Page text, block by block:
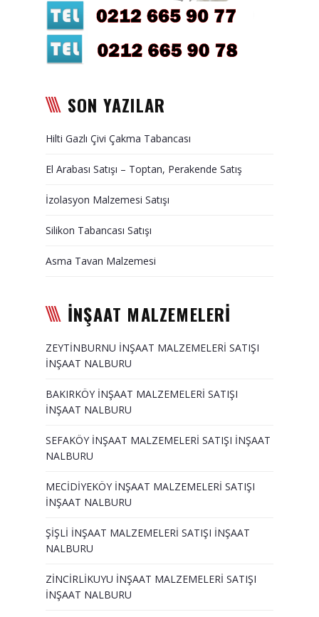
Duvar Paneli, Söve, Dekoratif
Kaplama
BİZE ULAŞIN
SON YAZILAR
Hilti Gazlı Çivi Çakma Tabancası
El Arabası Satışı – Toptan, Perakende Satış
İzolasyon Malzemesi Satışı
Silikon Tabancası Satışı
Asma Tavan Malzemesi
İNŞAAT MALZEMELERİ
ZEYTİNBURNU İNŞAAT MALZEMELERİ SATIŞI
İNŞAAT NALBURU
BAKIRKÖY İNŞAAT MALZEMELERİ SATIŞI
İNŞAAT NALBURU
SEFAKÖY İNŞAAT MALZEMELERİ SATIŞI İNŞAAT
NALBURU
MECİDİYEKÖY İNŞAAT MALZEMELERİ SATIŞI
İNŞAAT NALBURU
ŞİŞLİ İNŞAAT MALZEMELERİ SATIŞI İNŞAAT
NALBURU
ZİNCİRLİKUYU İNŞAAT MALZEMELERİ SATIŞI
İNŞAAT NALBURU